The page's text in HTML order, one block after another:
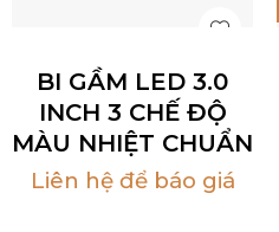
BI GẦM LED 3.0
INCH 3 CHẾ ĐỘ
MÀU NHIỆT CHUẨN
Liên hệ để báo giá